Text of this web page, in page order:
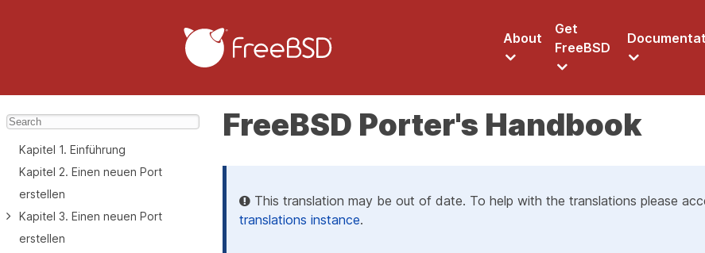
About
Get
FreeBSD
Kapitel 1. Einführung
Kapitel 2. Einen neuen Port
erstellen
Kapitel 3. Einen neuen Port
erstellen
FreeBSD Porter's Handbook
This translation may be out of date. To help with the translations please
translations instance.